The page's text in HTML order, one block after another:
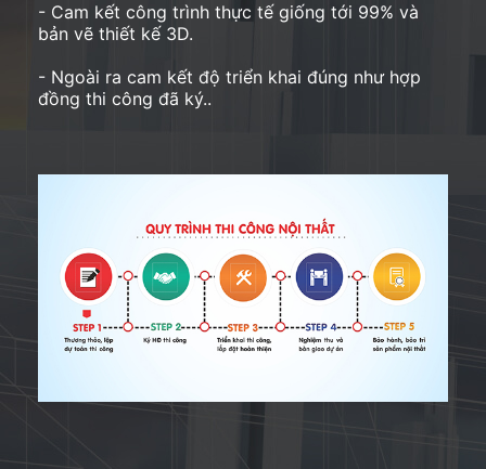
- Cam kết công trình thực tế giống tới 99% và
bản vẽ thiết kế 3D.
- Ngoài ra cam kết độ triển khai đúng như hợp
đồng thi công đã ký..